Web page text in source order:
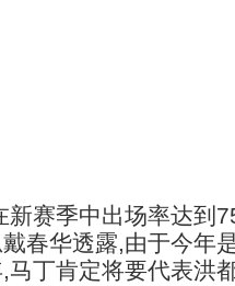
新赛季中出场率达到
华透露,由于今年
马丁肯定将要代表洪